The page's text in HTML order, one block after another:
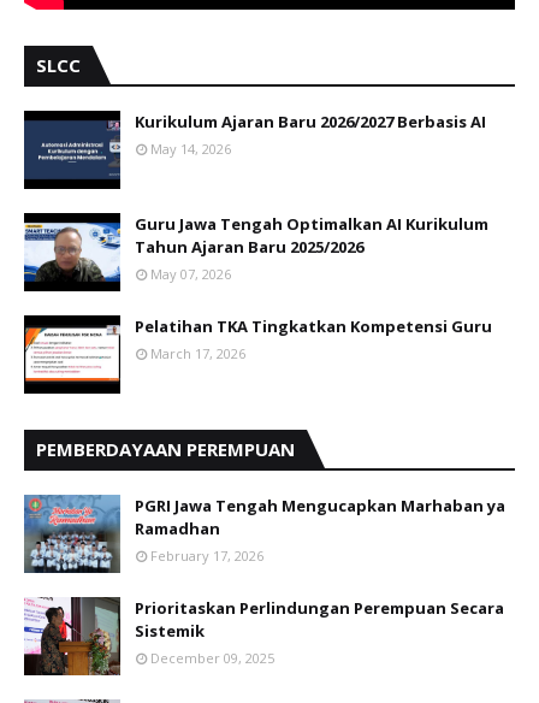
SLCC
Kurikulum Ajaran Baru 2026/2027 Berbasis AI
May 14, 2026
Guru Jawa Tengah Optimalkan AI Kurikulum
Tahun Ajaran Baru 2025/2026
May 07, 2026
Pelatihan TKA Tingkatkan Kompetensi Guru
March 17, 2026
PEMBERDAYAAN PEREMPUAN
PGRI Jawa Tengah Mengucapkan Marhaban ya
Ramadhan
February 17, 2026
Prioritaskan Perlindungan Perempuan Secara
Sistemik
December 09, 2025